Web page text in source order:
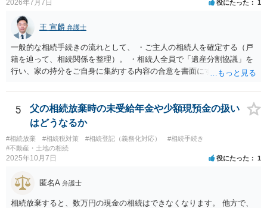
2026年7月7日 役にたった 1
王 宣麟 弁護士
一般的な相続手続きの流れとして、 ・ご主人の相続人を確定する（戸
籍を辿って、相続関係を整理）。 ・相続人全員で「遺産分割協議」を
行い、家の持分をご自身に集約する内容の合意を書面にする。 ・その
ンと抵当権の名義について、金融機関と協議し、可能ならあなた名義
に切り替える（団信の見直しなども含めて）。 ・ただし、親子ローン
で義母も共有名義に入っている場合、通常は、義母の持分や義母のロ
ーン部分を動かすには、義母本人の同意・協議が不可欠です。 ここが
今回の「義母と連絡が取れない」状況での大きなネックになります。
連絡が取れない相続人・共有者がいる場合、相続手続きは次のような
母の最新住所と生存状況を確認する。 まずは、被相続人（ご主人）の
戸籍から相続人を辿り、義母の戸籍・戸籍附票を取り、現住所や転居
履歴を確認する方法が一般的です。 ２．住所が分かった場合、内容証
5
父の相続放棄時の未受給年金や少額現預金の扱い
はどうなるか
#相続放棄 #相続税対策 #相続登記（義務化対応）
#相続手続き
#不動産・土地の相続
2025年10月7日 役にたった 1
匿名A 弁護士
相続放棄すると、数万円の現金の相続はできなくなります。 他方で、